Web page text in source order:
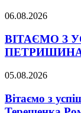
06.08.2026
ВІТАЄМО З
05.08.2026
Вітаємо з